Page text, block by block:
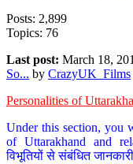
Posts: 2,899
Topics: 76
Last post: March 18,
So... by CrazyUK_Films
Personalities of
Under this section, you
of Uttarakhand and
विभूतियों से संबंधित